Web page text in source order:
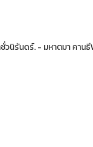
วนิรันดร์. - มหาตมา คาน